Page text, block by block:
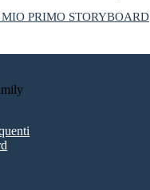
PRIMO STORYBOARD